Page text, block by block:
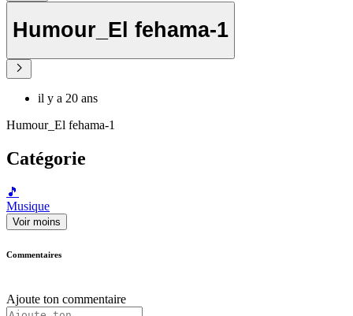
Humour_El fehama-1
il y a 20 ans
Humour_El fehama-1
Catégorie
🎵
Musique
Voir moins
Commentaires
Ajoute ton commentaire